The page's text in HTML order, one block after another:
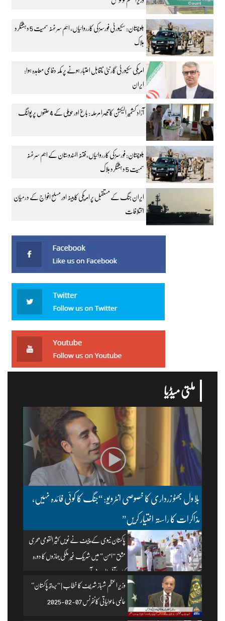
بلوچستان: سکیورٹی فورسز کی کارروائیاں، اہم سرغنہ سمیت 5 دہشتگرد
ہلاک
امریکی سکیورٹی گارنٹی ناقابل اعتبار ہونے پر مکہ دفاعی معاہدہ ہوا:
ایران
آزاد کشمیر الیکشن کا تیسرا مرحلہ: باغ اور حویلی کے 4 حلقوں پر پولنگ
بلوچستان: فورسز کی کارروائیاں، فتنہ الہندوستان کے اہم سرغنہ
سمیت 5 دہشتگرد ہلاک
ایران جنگ کے مستقبل پر امریکی کابینہ اور مسلح افواج کے درمیان
اختلافات
ملتی میڈیا
بلاول بھٹو زرداری کا خصوصی انٹرویو: “جنگ کا کوئی فائدہ نہیں،
مذاکرات کا راستہ اختیار کریں”
پاکستان نیوی کے چیف نے نویں کثیر القومی بحری
مشق “امن” میں شریک غیر ملکی جہازوں کا دورہ
کیا۔ | آئی ایس پی آر
وزیرِ اعظم شہباز شریف کا خطاب | “بریتھ پاکستان”
عالمی ماحولیاتی کانفرنس 07-02-2025